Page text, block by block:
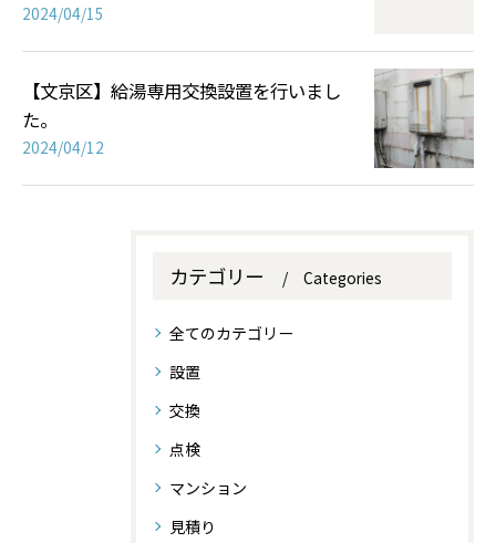
2024/04/15
【文京区】給湯専用交換設置を行いまし
た。
2024/04/12
カテゴリー Categories
全てのカテゴリー
設置
交換
点検
マンション
見積り